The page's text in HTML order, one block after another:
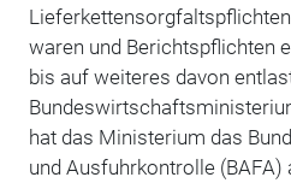
waren und Berichtspflichten
bis auf weiteres davon
hat das Ministerium das
und Ausfuhrkontrolle (BAFA)